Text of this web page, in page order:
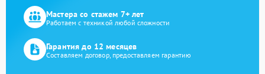
Мастера со стажем 7+ лет
Работаем с техникой любой сложности
Гарантия до 12 месяцев
Составляем договор, предоставляем гарантию